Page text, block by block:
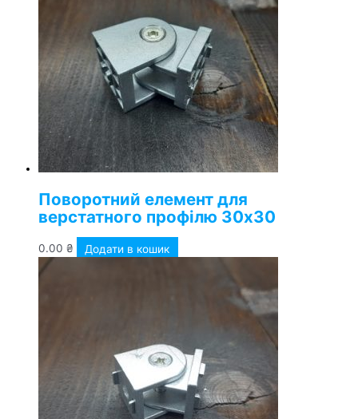
Поворотний елемент для
верстатного профілю 30х30
0.00 ₴ Додати в кошик